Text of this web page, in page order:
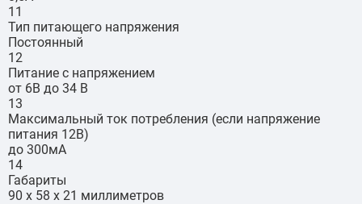
11
Тип питающего напряжения
Постоянный
12
Питание с напряжением
от 6В до 34 В
13
Максимальный ток потребления (если напряжение
питания 12В)
до 300мА
14
Габариты
90 х 58 х 21 миллиметров